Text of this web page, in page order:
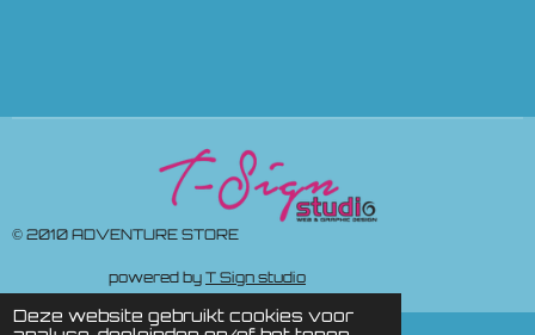
Deze website gebruikt cookies voor
© 2010 ADVENTURE STORE
powered by T Sign studio